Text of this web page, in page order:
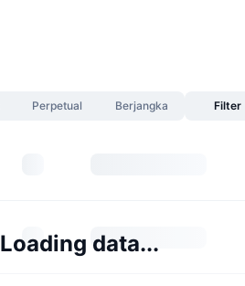
Perpetual Berjangka Filter
Loading data...